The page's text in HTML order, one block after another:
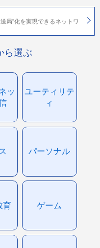
局”化を実現できるネットワ
ら選ぶ
ッ
ユーティリテ
ィ
パーソナル
育 ゲーム